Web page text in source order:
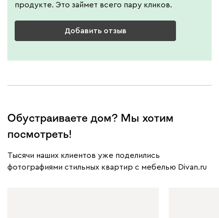
продукте. Это займет всего пару кликов.
Добавить отзыв
Обустраиваете дом? Мы хотим
посмотреть!
Тысячи наших клиентов уже поделились
фотографиями стильных квартир с мебелью Divan.ru